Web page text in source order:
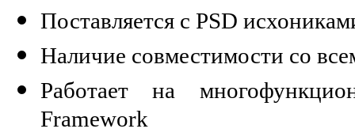
Поставляется с PSD
Наличие совместимости со
Работает на
Framework